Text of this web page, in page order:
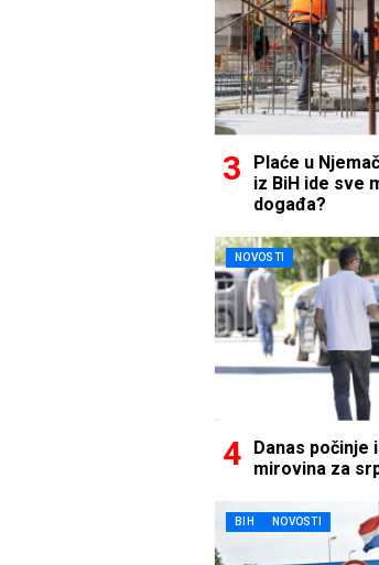
Plaće u
iz BiH ide sve
događa?
NOVOSTI
Danas počinje
mirovina za
BIH NOVOSTI